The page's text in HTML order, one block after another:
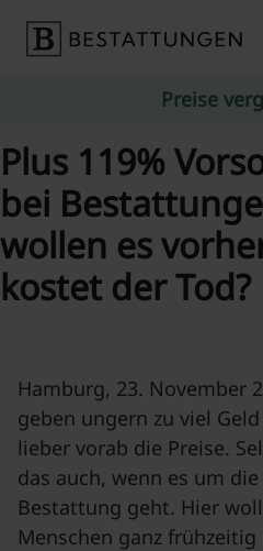
Preise
Plus 119%
bei
wollen es
kostet der Tod?
Hamburg, 23. November
geben ungern zu viel
lieber vorab die Preise.
das auch, wenn es um
Bestattung geht. Hier
Menschen ganz